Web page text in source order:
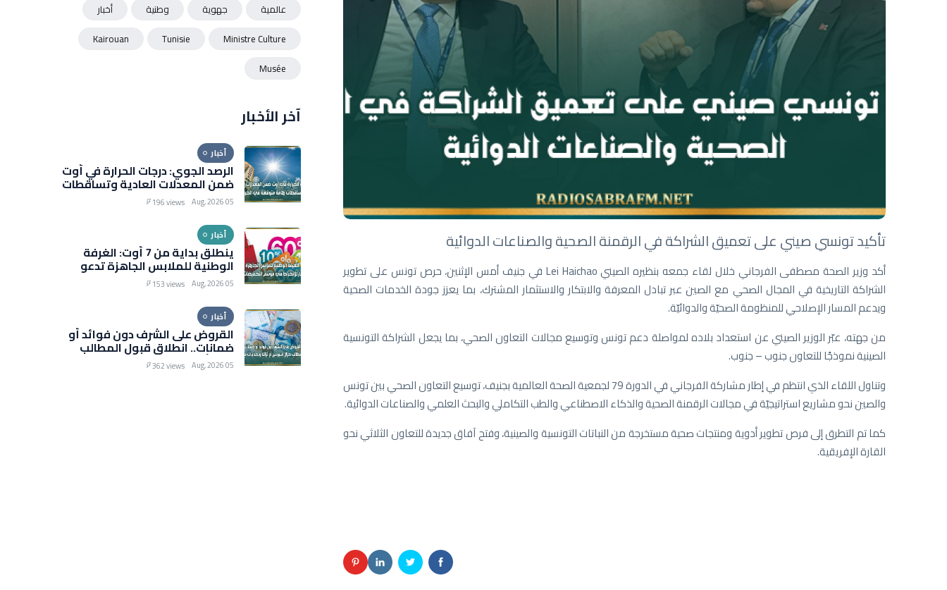
تأكيد تونسي صيني على تعميق الشراكة في الرقمنة الصحية والصناعات الدوائية
أكد وزير الصحة مصطفى الفرجاني خلال لقاء جمعه بنظيره الصيني Lei Haichao في جنيف أمس الإثنين، حرص تونس على تطوير
الشراكة التاريخية في المجال الصحي مع الصين عبر تبادل المعرفة والابتكار والاستثمار المشترك، بما يعزز جودة الخدمات الصحية
ويدعم المسار الإصلاحي للمنظومة الصحيّة والدوائيّة.
من جهته، عبّر الوزير الصيني عن استعداد بلاده لمواصلة دعم تونس وتوسيع مجالات التعاون الصحي، بما يجعل الشراكة التونسية
الصينية نموذجًا للتعاون جنوب – جنوب.
وتناول اللقاء الذي انتظم في إطار مشاركة الفرجاني في الدورة 79 لجمعية الصحة العالمية بجنيف، توسيع التعاون الصحي بين تونس
والصين نحو مشاريع استراتيجيّة في مجالات الرقمنة الصحية والذكاء الاصطناعي والطب التكاملي والبحث العلمي والصناعات الدوائية.
كما تم التطرق إلى فرص تطوير أدوية ومنتجات صحية مستخرجة من النباتات التونسية والصينية، وفتح آفاق جديدة للتعاون الثلاثي نحو
القارة الإفريقية.
عالمية جهوية وطنية
أخبار
Ministre Culture
Tunisie
Kairouan
Musée
آخر الأخبار
أخبار
الرصد الجوي: درجات الحرارة في أوت
ضمن المعدلات العادية وتساقطات
هامة متوقعة في الخريف
05 Aug, 2026
196 views
أخبار
ينطلق بداية من 7 أوت: الغرفة
الوطنية للملابس الجاهزة تدعو
التجار للانخراط في موسم
التخفيضات الصيفية
05 Aug, 2026
153 views
أخبار
القروض على الشرف دون فوائد أو
ضمانات.. انطلاق قبول المطالب
خلال أسبوعين أو ثلاثة وتحذيرات
من رسوم خفيّة
05 Aug, 2026
362 views